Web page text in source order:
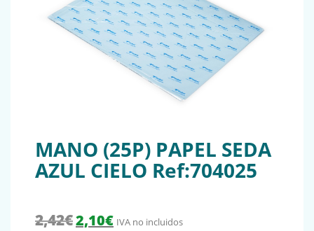
MANO (25P) PAPEL SEDA
AZUL CIELO Ref:704025
2,42€ El precio original era: 2,42€.
2,10€El precio actual es: 2,10€.
IVA no incluidos